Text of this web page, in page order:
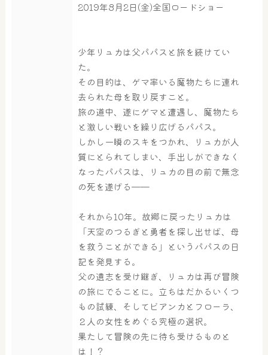
サウナ・岩盤浴
屋内レジャープール
奈良わんぱくランド
はしゃきっズ
ボディケア
その他施設 ご宿泊
2019年8月2日(金)全国ロードショー
少年リュカは父パパスと旅を続けてい
た。
その目的は、ゲマ率いる魔物たちに連れ
去られた母を取り戻すこと。
旅の道中、遂にゲマと遭遇し、魔物たち
と激しい戦いを繰り広げるパパス。
しかし一瞬のスキをつかれ、リュカが人
質にとられてしまい、手出しができなく
なったパパスは、リュカの目の前で無念
の死を遂げる——
それから10年。故郷に戻ったリュカは
「天空のつるぎと勇者を探し出せば、母
を救うことができる」というパパスの日
記を発見する。
父の遺志を受け継ぎ、リュカは再び冒険
の旅にでることに。立ちはだかるいくつ
もの試練、そしてビアンカとフローラ、
２人の女性をめぐる究極の選択。
果たして冒険の先に待ち受けるものと
は！？